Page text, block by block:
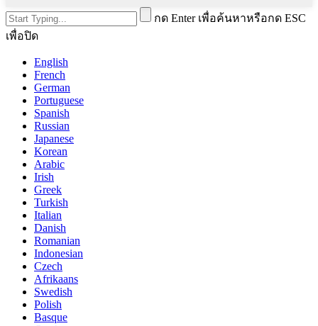
กด Enter เพื่อค้นหาหรือกด ESC
เพื่อปิด
English
French
German
Portuguese
Spanish
Russian
Japanese
Korean
Arabic
Irish
Greek
Turkish
Italian
Danish
Romanian
Indonesian
Czech
Afrikaans
Swedish
Polish
Basque